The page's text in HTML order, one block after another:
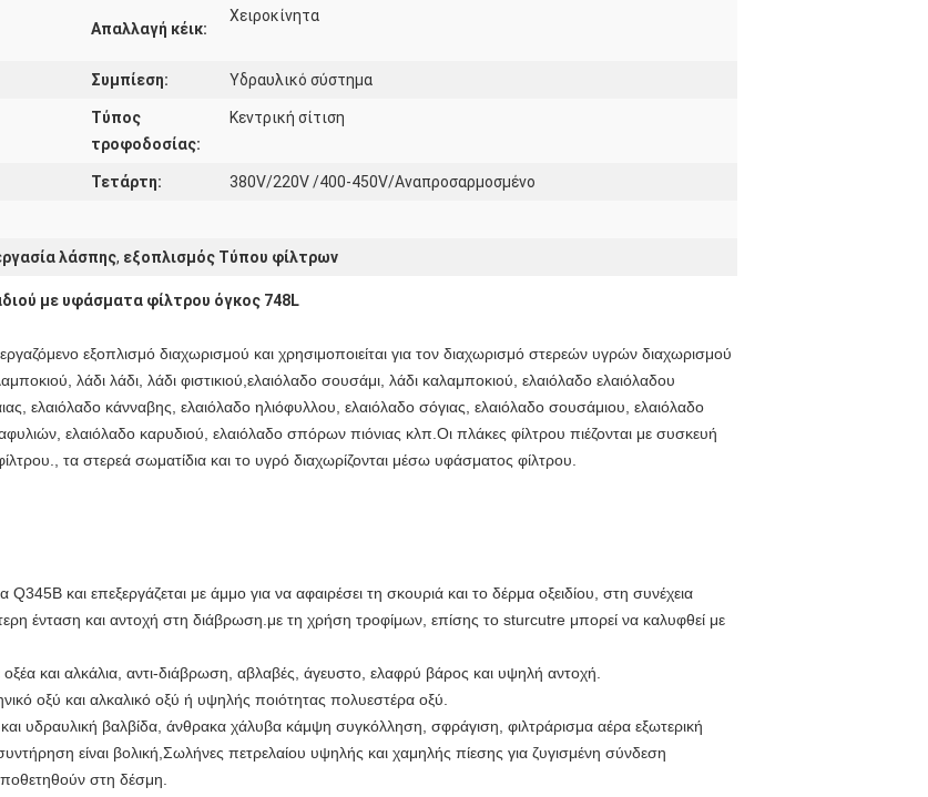
Απαλλαγή κέικ:
Χειροκίνητα
Συμπίεση: Υδραυλικό σύστημα
Τύπος
τροφοδοσίας:
Κεντρική σίτιση
Τετάρτη: 380V/220V /400-450V/Αναπροσαρμοσμένο
λάσπης, εξοπλισμός Τύπου φίλτρων
με υφάσματα φίλτρου όγκος 748L
εξοπλισμό διαχωρισμού και χρησιμοποιείται για τον διαχωρισμό στερεών υγρών διαχωρισμού
λάδι λάδι, λάδι φιστικιού,ελαιόλαδο σουσάμι, λάδι καλαμποκιού, ελαιόλαδο ελαιόλαδου
ελαιόλαδο κάνναβης, ελαιόλαδο ηλιόφυλλου, ελαιόλαδο σόγιας, ελαιόλαδο σουσάμιου, ελαιόλαδο
ελαιόλαδο καρυδιού, ελαιόλαδο σπόρων πιόνιας κλπ.Οι πλάκες φίλτρου πιέζονται με συσκευή
τα στερεά σωματίδια και το υγρό διαχωρίζονται μέσω υφάσματος φίλτρου.
και επεξεργάζεται με άμμο για να αφαιρέσει τη σκουριά και το δέρμα οξειδίου, στη συνέχεια
ένταση και αντοχή στη διάβρωση.με τη χρήση τροφίμων, επίσης το sturcutre μπορεί να καλυφθεί με
και αλκάλια, αντι-διάβρωση, αβλαβές, άγευστο, ελαφρύ βάρος και υψηλή αντοχή.
οξύ και αλκαλικό οξύ ή υψηλής ποιότητας πολυεστέρα οξύ.
υδραυλική βαλβίδα, άνθρακα χάλυβα κάμψη συγκόλληση, σφράγιση, φιλτράρισμα αέρα εξωτερική
είναι βολική,Σωλήνες πετρελαίου υψηλής και χαμηλής πίεσης για ζυγισμένη σύνδεση
στη δέσμη.